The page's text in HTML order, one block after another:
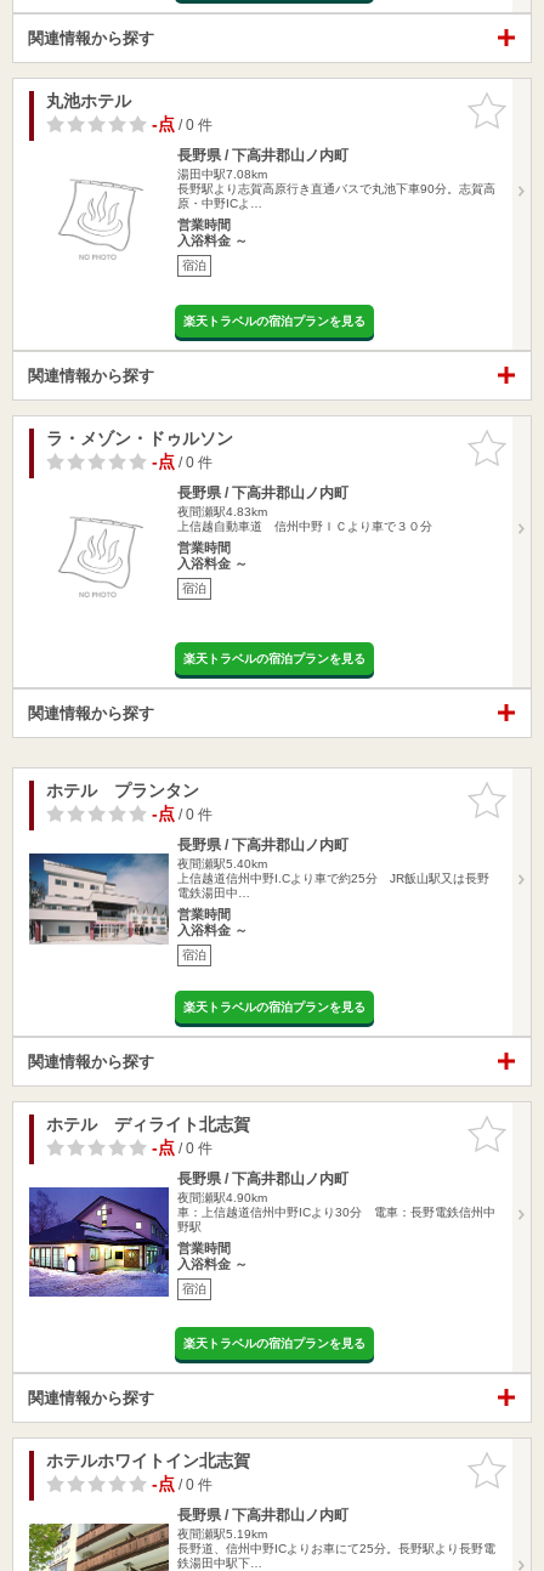
関連情報から探す
お気に入
りに追加
丸池ホテル
-点/ 0 件
長野県 / 下高井郡山ノ内町
湯田中駅7.08km
長野駅より志賀高原行き直通バスで丸池下車90分。志賀高
原・中野ICよ…
営業時間
入浴料金 ～
宿泊
楽天トラベルの宿泊プランを見る
関連情報から探す
お気に入
りに追加
ラ・メゾン・ドゥルソン
-点/ 0 件
長野県 / 下高井郡山ノ内町
夜間瀬駅4.83km
上信越自動車道 信州中野ＩＣより車で３０分
営業時間
入浴料金 ～
宿泊
楽天トラベルの宿泊プランを見る
関連情報から探す
お気に入
りに追加
ホテル プランタン
-点/ 0 件
長野県 / 下高井郡山ノ内町
夜間瀬駅5.40km
上信越道信州中野I.Cより車で約25分 JR飯山駅又は長野
電鉄湯田中…
営業時間
入浴料金 ～
宿泊
楽天トラベルの宿泊プランを見る
関連情報から探す
お気に入
りに追加
ホテル ディライト北志賀
-点/ 0 件
長野県 / 下高井郡山ノ内町
夜間瀬駅4.90km
車：上信越道信州中野ICより30分 電車：長野電鉄信州中
野駅
営業時間
入浴料金 ～
宿泊
楽天トラベルの宿泊プランを見る
関連情報から探す
お気に入
りに追加
ホテルホワイトイン北志賀
-点/ 0 件
長野県 / 下高井郡山ノ内町
夜間瀬駅5.19km
長野道、信州中野ICよりお車にて25分。長野駅より長野電
鉄湯田中駅下…